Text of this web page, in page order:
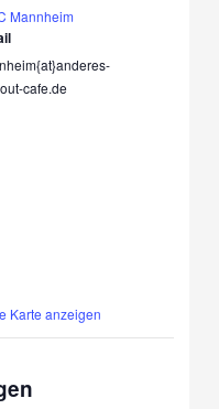
Karte anzeigen
Mannheim
cafe.de